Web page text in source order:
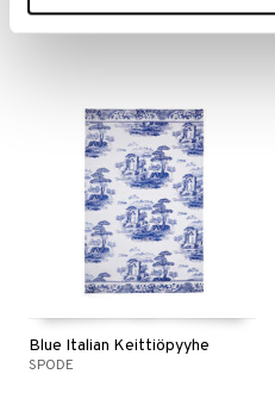
3,10 €
Blue Italian Keittiöpyyhe
SPODE